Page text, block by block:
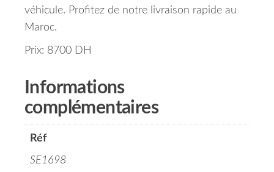
véhicule. Profitez de notre livraison rapide au
Maroc.
Prix: 8700 DH
Informations
complémentaires
Réf
SE1698